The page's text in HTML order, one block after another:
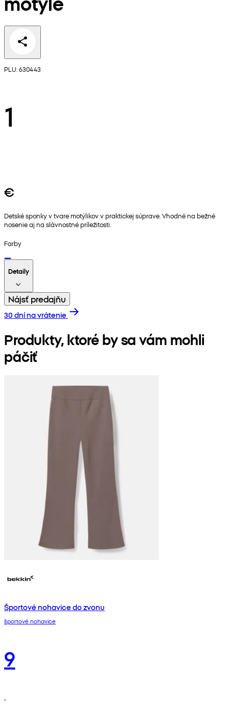
PLU: 630443
1
€
Detské sponky v tvare motýlikov v praktickej súprave. Vhodné na bežné
nosenie aj na slávnostné príležitosti.
Farby
Detaily
Nájsť predajňu
30 dní na vrátenie
Produkty, ktoré by sa vám mohli
páčiť
Športové nohavice do zvonu
športové nohavice
9